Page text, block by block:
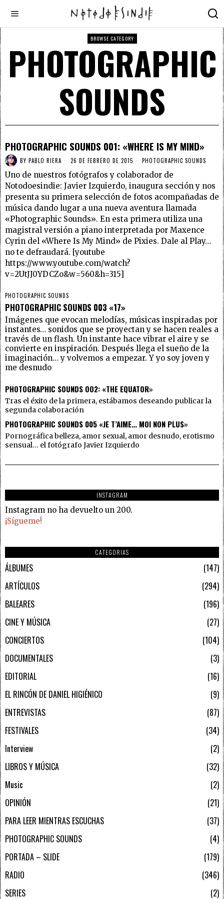
BROWSE CATEGORY
PHOTOGRAPHIC
SOUNDS
PHOTOGRAPHIC SOUNDS 001: «WHERE IS MY MIND»
BY PABLO RIERA 26 DE FEBRERO DE 2015 PHOTOGRAPHIC SOUNDS
Uno de nuestros fotógrafos y colaborador de
Notodoesindie: Javier Izquierdo, inaugura sección y nos
presenta su primera selección de fotos acompañadas de
música dando lugar a una nueva aventura llamada
«Photographic Sounds». En esta primera utiliza una
magistral versión a piano interpretada por Maxence
Cyrin del «Where Is My Mind» de Pixies. Dale al Play…
no te defraudará. [youtube
https://www.youtube.com/watch?
v=2UtJJ0YDCZo&w=560&h=315]
PHOTOGRAPHIC SOUNDS
PHOTOGRAPHIC SOUNDS 003 «17»
Imágenes que evocan melodías, músicas inspiradas por
instantes… sonidos que se proyectan y se hacen reales a
través de un flash. Un instante hace vibrar el aire y se
convierte en inspiración. Después llega el sueño de la
imaginación… y volvemos a empezar. Y yo soy joven y
me desnudo
PHOTOGRAPHIC SOUNDS OO2: «THE EQUATOR»
Tras el éxito de la primera, estábamos deseando publicar la
segunda colaboración
PHOTOGRAPHIC SOUNDS 005 «JE T’AIME… MOI NON PLUS»
Pornográfica belleza, amor sexual, amor desnudo, erotismo
sensual… el fotógrafo Javier Izquierdo
INSTAGRAM
Instagram no ha devuelto un 200.
¡Sígueme!
CATEGORIAS
ÁLBUMES
147
ARTÍCULOS
294
BALEARES
196
CINE Y MÚSICA
27
CONCIERTOS
104
DOCUMENTALES
3
EDITORIAL
16
EL RINCÓN DE DANIEL HIGIÉNICO
9
ENTREVISTAS
87
FESTIVALES
34
Interview
2
LIBROS Y MÚSICA
32
Music
2
OPINIÓN
21
PARA LEER MIENTRAS ESCUCHAS
37
PHOTOGRAPHIC SOUNDS
4
PORTADA – SLIDE
179
RADIO
346
SERIES
2